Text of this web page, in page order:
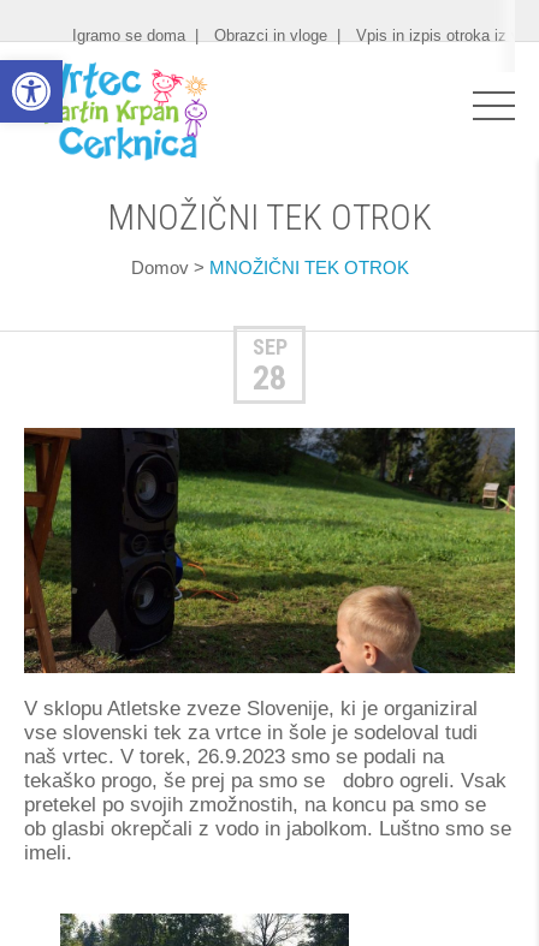
Igramo se doma Obrazci in vloge Vpis in izpis otroka iz
MNOŽIČNI TEK OTROK
Domov > MNOŽIČNI TEK OTROK
SEP
28
V sklopu Atletske zveze Slovenije, ki je organiziral
vse slovenski tek za vrtce in šole je sodeloval tudi
naš vrtec. V torek, 26.9.2023 smo se podali na
tekaško progo, še prej pa smo se dobro ogreli. Vsak
pretekel po svojih zmožnostih, na koncu pa smo se
ob glasbi okrepčali z vodo in jabolkom. Luštno smo se
imeli.
Open toolbar